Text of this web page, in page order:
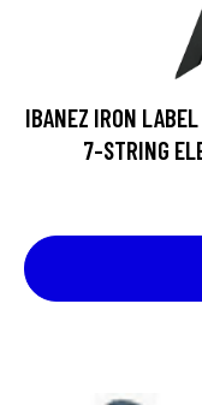
IBANEZ IRON
7-STRING